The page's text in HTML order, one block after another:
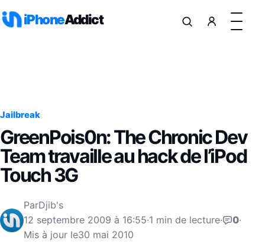
iPhoneAddict
Jailbreak
GreenPois0n: The Chronic Dev
Team travaille au hack de l’iPod
Touch 3G
ParDjib's
12 septembre 2009 à 16:55·1 min de lecture· 0·
Mis à jour le30 mai 2010